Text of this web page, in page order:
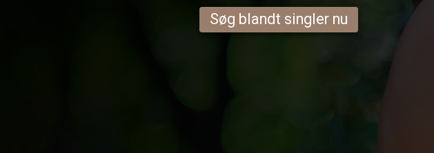
Søg blandt singler nu